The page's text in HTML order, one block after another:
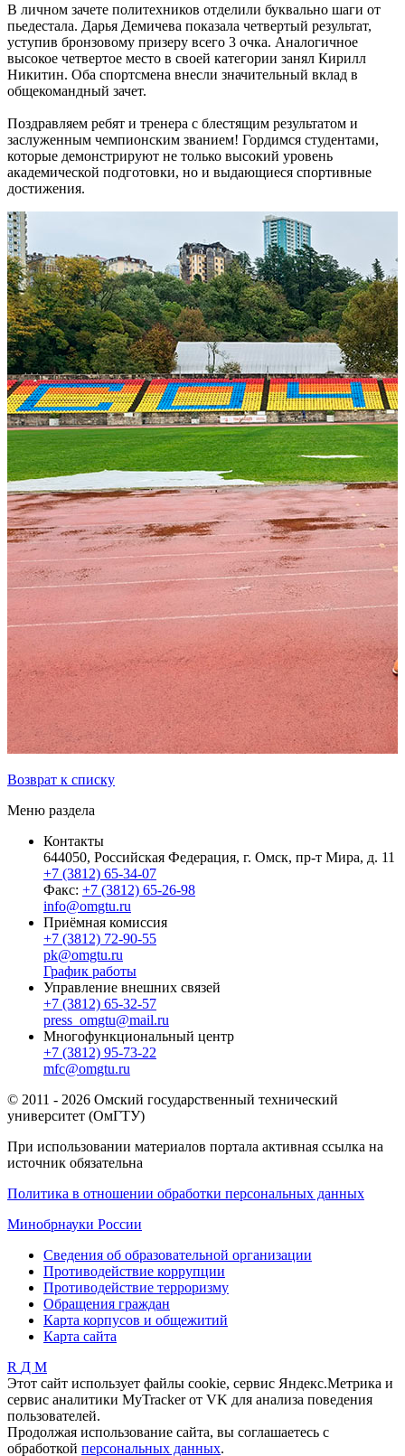
В личном зачете политехников отделили буквально шаги от
пьедестала. Дарья Демичева показала четвертый результат,
уступив бронзовому призеру всего 3 очка. Аналогичное
высокое четвертое место в своей категории занял Кирилл
Никитин. Оба спортсмена внесли значительный вклад в
общекомандный зачет.
Поздравляем ребят и тренера с блестящим результатом и
заслуженным чемпионским званием! Гордимся студентами,
которые демонстрируют не только высокий уровень
академической подготовки, но и выдающиеся спортивные
достижения.
Возврат к списку
Меню раздела
Контакты
644050, Российская Федерация, г. Омск, пр-т Мира, д. 11
+7 (3812) 65-34-07
Факс: +7 (3812) 65-26-98
info@omgtu.ru
Приёмная комиссия
+7 (3812) 72-90-55
pk@omgtu.ru
График работы
Управление внешних связей
+7 (3812) 65-32-57
press_omgtu@mail.ru
Многофункциональный центр
+7 (3812) 95-73-22
mfc@omgtu.ru
© 2011 - 2026 Омский государственный технический
университет (ОмГТУ)
При использовании материалов портала активная ссылка на
источник обязательна
Политика в отношении обработки персональных данных
Минобрнауки России
Сведения об образовательной организации
Противодействие коррупции
Противодействие терроризму
Обращения граждан
Карта корпусов и общежитий
Карта сайта
R Д М
Этот сайт использует файлы cookie, сервис Яндекс.Метрика и
сервис аналитики MyTracker от VK для анализа поведения
пользователей.
Продолжая использование сайта, вы соглашаетесь с
обработкой персональных данных.